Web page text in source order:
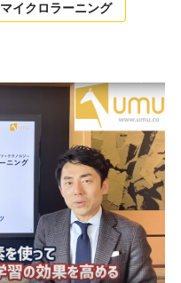
マイクロラーニング